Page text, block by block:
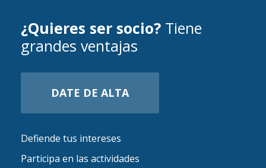
¿Quieres ser socio? Tiene
grandes ventajas
DATE DE ALTA
Defiende tus intereses
Participa en las actividades